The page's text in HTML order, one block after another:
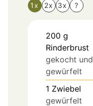
1x 2x 3x ?
200 g
Rinderbrust
gekocht und
gewürfelt
1 Zwiebel
gewürfelt